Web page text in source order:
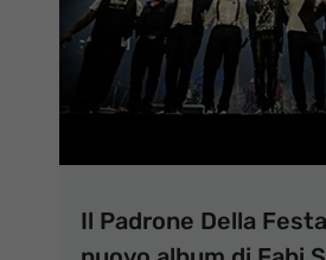
Il Padrone Della